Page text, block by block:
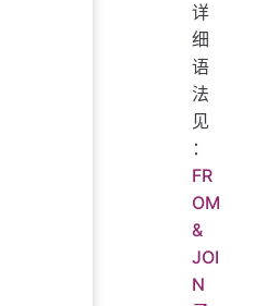
详
细
语
法
见
：
FR
OM
&
JOI
N